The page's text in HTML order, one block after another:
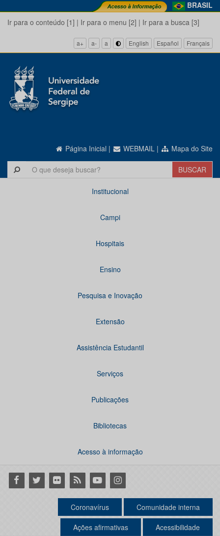
BRASIL
Ir para o conteúdo [1] | Ir para o menu [2] | Ir para a busca [3]
a+ a- a English Español Français
Página Inicial | WEBMAIL | Mapa do Site
Institucional
Campi
Hospitais
Ensino
Pesquisa e Inovação
Extensão
Assistência Estudantil
Serviços
Publicações
Bibliotecas
Acesso à informação
Facebook
Twitter Flickr RSS YoutubeInstagram
Coronavírus Comunidade interna
Ações afirmativas Acessibilidade